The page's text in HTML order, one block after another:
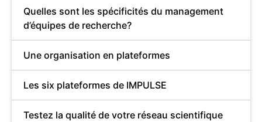
Quelles sont les spécificités du management
d’équipes de recherche?
Une organisation en plateformes
Les six plateformes de IMPULSE
Testez la qualité de votre réseau scientifique